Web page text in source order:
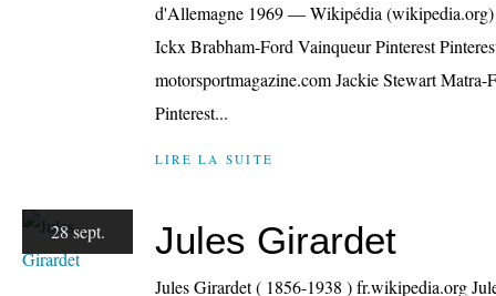
d'Allemagne 1969 — Wikipédia
Ickx Brabham-Ford Vainqueur Pinterest
motorsportmagazine.com Jackie Stewart Matra-
Pinterest...
LIRE LA SUITE
28 sept. Jules Girardet
Jules Girardet ( 1856-1938 ) fr.wikipedia.org